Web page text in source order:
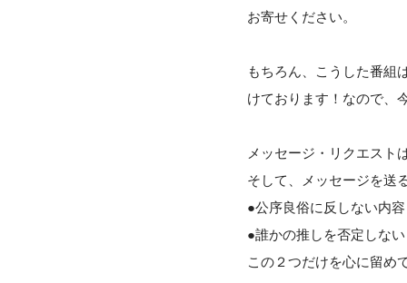
お寄せください。
もちろん、こうした番組
けております！なので、
メッセージ・リクエスト
そして、メッセージを送
●公序良俗に反しない内容
●誰かの推しを否定しない
この２つだけを心に留め